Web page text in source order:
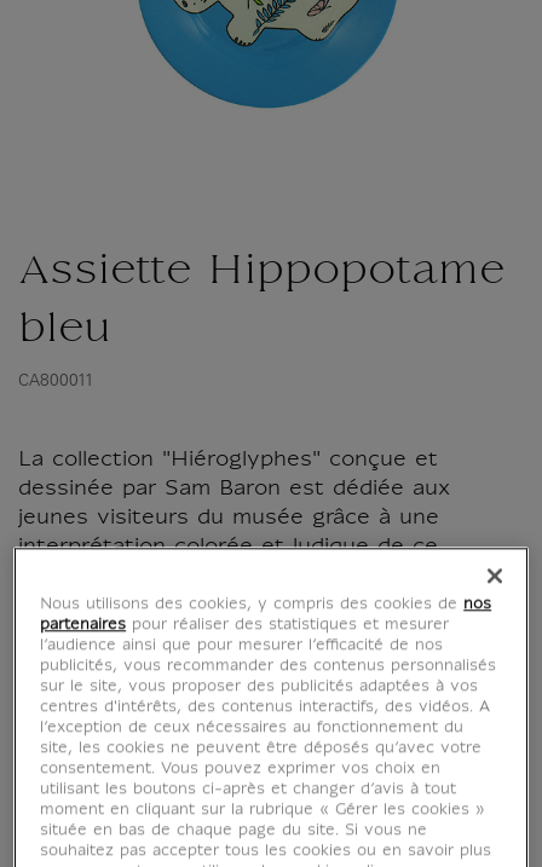
Assiette Hippopotame
bleu
CA800011
La collection "Hiéroglyphes" conçue et
dessinée par Sam Baron est dédiée aux
jeunes visiteurs du musée grâce à une
interprétation colorée et ludique de ce
langage complexe et mystérieux que sont les
hiéroglyphes où les symboles ne représentent
pas des lettres mais des concepts.
Au travers d'objets du...
Lire la suite
Caractéristiques
fermée
Nous utilisons des cookies, y compris des cookies de nos
partenaires pour réaliser des statistiques et mesurer
l’audience ainsi que pour mesurer l’efficacité de nos
publicités, vous recommander des contenus personnalisés
sur le site, vous proposer des publicités adaptées à vos
centres d'intérêts, des contenus interactifs, des vidéos. A
l’exception de ceux nécessaires au fonctionnement du
site, les cookies ne peuvent être déposés qu’avec votre
consentement. Vous pouvez exprimer vos choix en
utilisant les boutons ci-après et changer d’avis à tout
moment en cliquant sur la rubrique « Gérer les cookies »
située en bas de chaque page du site. Si vous ne
souhaitez pas accepter tous les cookies ou en savoir plus